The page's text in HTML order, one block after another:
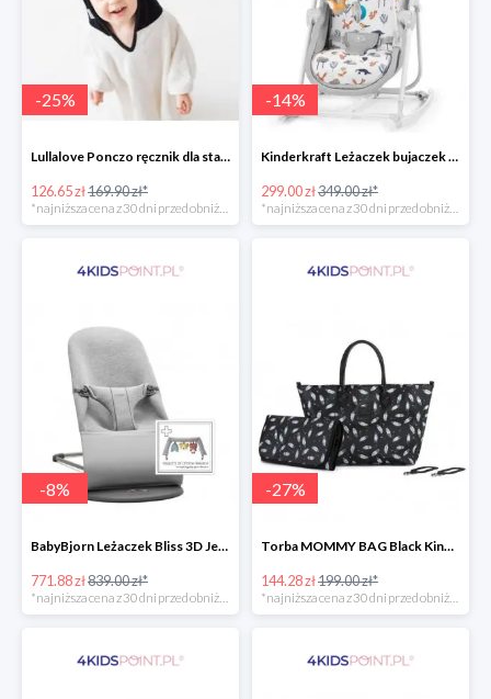
-25%
Lullalove Ponczo ręcznik dla starszych dzieci MRB
126.65 zł169.90 zł*
*najniższa cena z 30 dni przed obniżką
-14%
Kinderkraft Leżaczek bujaczek krzesełko Unimo Forest Yellow 5w1
299.00 zł349.00 zł*
*najniższa cena z 30 dni przed obniżką
-8%
BabyBjorn Leżaczek Bliss 3D Jersey
771.88 zł839.00 zł*
-27%
Torba MOMMY BAG Black Kinderkraft
144.28 zł199.00 zł*